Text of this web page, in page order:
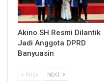
Akino SH Resmi Dilantik
Jadi Anggota DPRD
Banyuasin
PREV NEXT